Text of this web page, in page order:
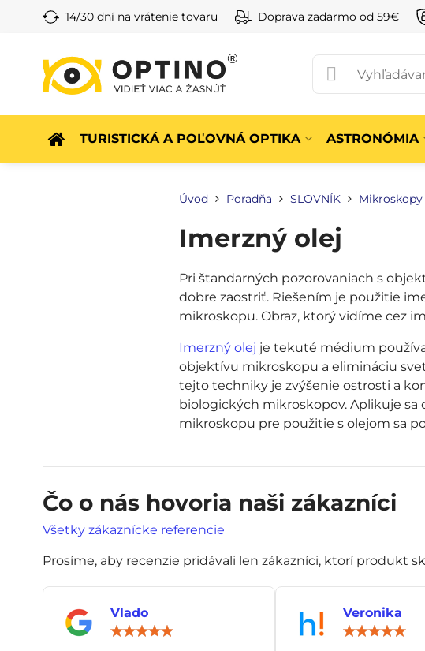
14/30 dní na vrátenie tovaru Doprava zadarmo od 59€
TURISTICKÁ A POĽOVNÁ OPTIKA ASTRONÓMIA
Úvod Poradňa SLOVNÍK Mikroskopy
Imerzný olej
Pri štandarných pozorovaniach s
dobre zaostriť. Riešením je použitie
mikroskopu. Obraz, ktorý vidíme cez
Imerzný olej je tekuté médium
objektívu mikroskopu a elimináciu
tejto techniky je zvýšenie ostrosti a
biologických mikroskopov. Aplikuje
mikroskopu pre použitie s olejom sa
Čo o nás hovoria naši zákazníci
Všetky zákaznícke referencie
Prosíme, aby recenzie pridávali len zákazníci, ktorí produkt
Vlado
Veronika